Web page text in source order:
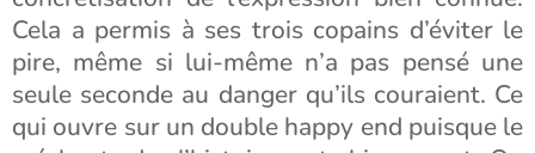
Cela a permis à ses trois copains d’éviter le
pire, même si lui-même n’a pas pensé une
seule seconde au danger qu’ils couraient. Ce
qui ouvre sur un double happy end puisque le